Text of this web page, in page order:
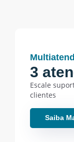
3
Escale
clientes
Saiba